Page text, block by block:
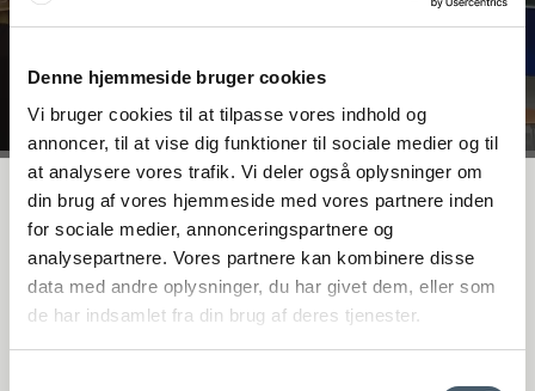
Denne hjemmeside bruger cookies
Vi bruger cookies til at tilpasse vores indhold og
annoncer, til at vise dig funktioner til sociale medier og til
at analysere vores trafik. Vi deler også oplysninger om
din brug af vores hjemmeside med vores partnere inden
for sociale medier, annonceringspartnere og
analysepartnere. Vores partnere kan kombinere disse
data med andre oplysninger, du har givet dem, eller som
de har indsamlet fra din brug af deres tjenester.
Interiør A/S
Løsning
Højmarksvej 34
DK-8723 Løsning
(Google Maps)
Ry
FÅ 20 % RABATT
Få 20 % rabatt genom att prenumerera på vårt nyhetsbrev. *Din rabatt
kan inte användas på redan nedsatta varor eller produkter från
Rocket.